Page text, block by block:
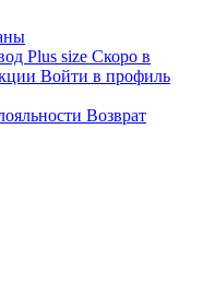
Plus size Скоро в
Войти в профиль
Возврат